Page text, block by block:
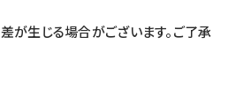
が生じる場合がございます。ご了承